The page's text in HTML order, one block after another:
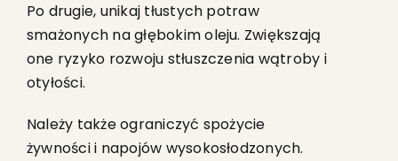
Po drugie, unikaj tłustych potraw
smażonych na głębokim oleju. Zwiększają
one ryzyko rozwoju stłuszczenia wątroby i
otyłości.
Należy także ograniczyć spożycie
żywności i napojów wysokosłodzonych.